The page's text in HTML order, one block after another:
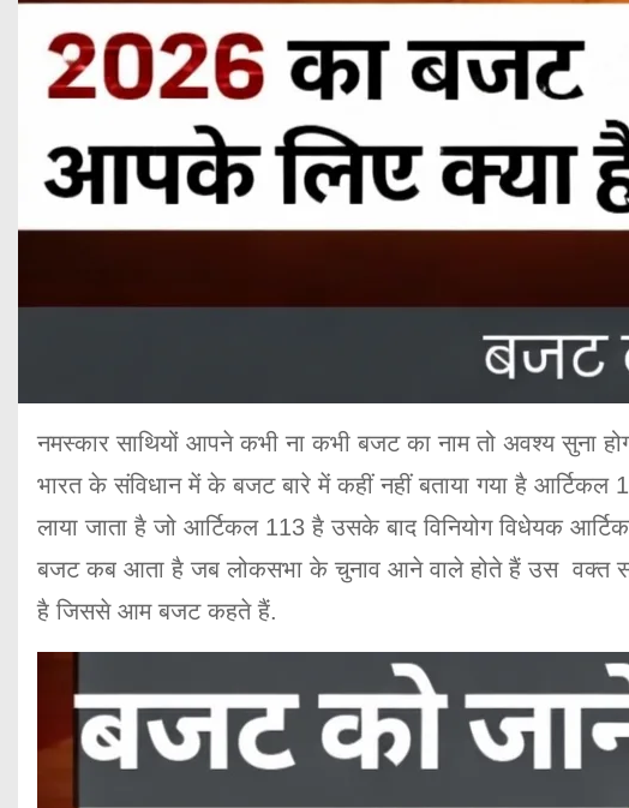
नमस्कार साथियों आपने कभी ना कभी बजट का नाम तो अवश्य सुना
भारत के संविधान में के बजट बारे में कहीं नहीं बताया गया है
लाया जाता है जो आर्टिकल 113 है उसके बाद विनियोग विधेयक
बजट कब आता है जब लोकसभा के चुनाव आने वाले होते हैं उस वक्त
है जिससे आम बजट कहते हैं.